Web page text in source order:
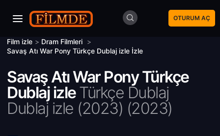
OTURUM AÇ
Film izle > Dram Filmleri >
Savaş Atı War Pony Türkçe Dublaj izle İzle
Savaş Atı War Pony Türkçe
Dublaj izleTürkçe Dublaj
Dublaj izle (2023) (2023)